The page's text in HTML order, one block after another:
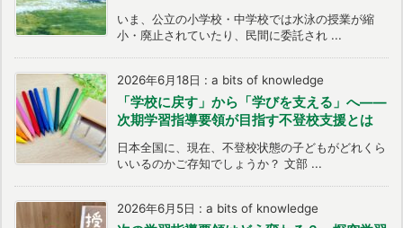
いま、公立の小学校・中学校では水泳の授業が縮
小・廃止されていたり、民間に委託され ...
2026年6月18日 : a bits of knowledge
「学校に戻す」から「学びを支える」へ――
次期学習指導要領が目指す不登校支援とは
日本全国に、現在、不登校状態の子どもがどれくら
いいるのかご存知でしょうか？ 文部 ...
2026年6月5日 : a bits of knowledge